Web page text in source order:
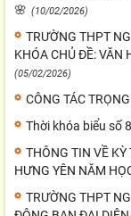
🌸 (10/02/2026)
TRƯỜNG THPT
KHÓA CHỦ ĐỀ: VĂN
(05/02/2026)
CÔNG TÁC
Thời khóa biểu số
THÔNG TIN VỀ
HƯNG YÊN NĂM
TRƯỜNG THPT